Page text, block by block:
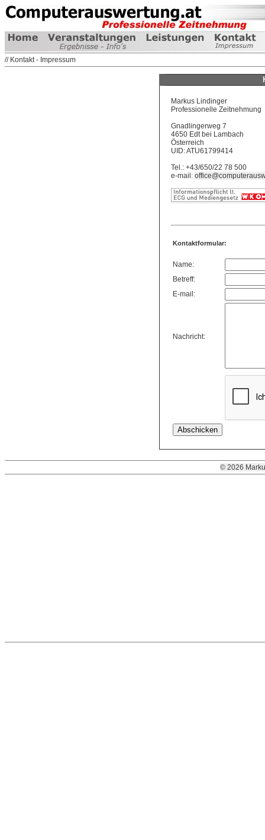
// Kontakt - Impressum
Markus Lindinger
Professionelle Zeitnehmung
Gnadlingerweg 7
4650 Edt bei Lambach
Österreich
UID: ATU61799414
Tel.: +43/650/22 78 500
e-mail:
Kontaktformular:
Name:
Betreff:
E-mail:
Nachricht:
© 2026